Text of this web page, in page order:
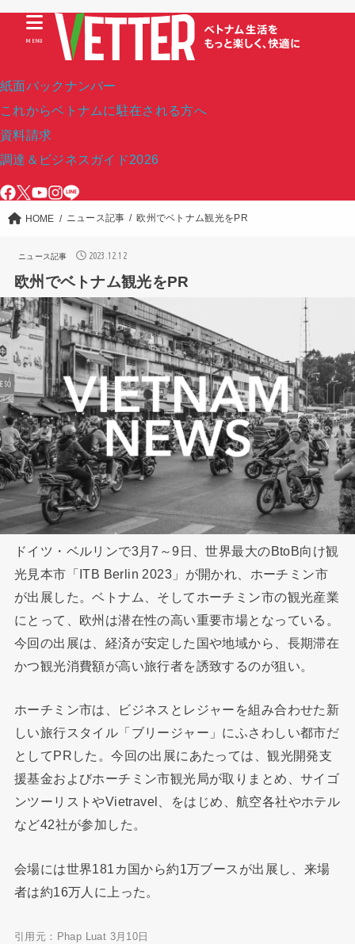
紙面バックナンバー
これからベトナムに駐在される方へ
資料請求
調達＆ビジネスガイド2026
MENU
HOME ニュース記事 欧州でベトナム観光をPR
ニュース記事 2023.12.12
欧州でベトナム観光をPR
ドイツ・ベルリンで3月7～9日、世界最大のBtoB向け観
光見本市「ITB Berlin 2023」が開かれ、ホーチミン市
が出展した。ベトナム、そしてホーチミン市の観光産業
にとって、欧州は潜在性の高い重要市場となっている。
今回の出展は、経済が安定した国や地域から、長期滞在
かつ観光消費額が高い旅行者を誘致するのが狙い。
ホーチミン市は、ビジネスとレジャーを組み合わせた新
しい旅行スタイル「ブリージャー」にふさわしい都市だ
としてPRした。今回の出展にあたっては、観光開発支
援基金およびホーチミン市観光局が取りまとめ、サイゴ
ンツーリストやVietravel、をはじめ、航空各社やホテル
など42社が参加した。
会場には世界181カ国から約1万ブースが出展し、来場
者は約16万人に上った。
引用元：Phap Luat 3月10日